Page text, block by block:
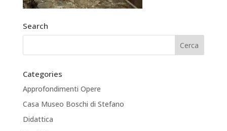
Search
Categories
Approfondimenti Opere
Casa Museo Boschi di Stefano
Didattica